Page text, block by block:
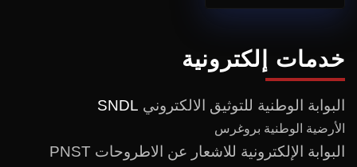
خدمات إلكترونية
البوابة الوطنية للتوثيق الالكتروني
الأرضية الوطنية بروغرس
البوابة الإلكترونية للاشعار عن الاطروحات PNST